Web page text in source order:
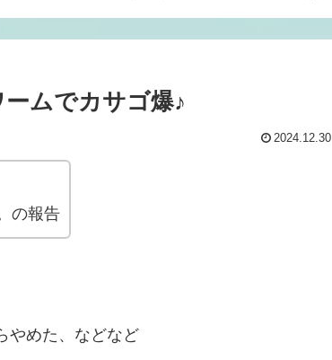
ムでカサゴ爆♪
2024.12.30
の報告
やめた、などなど